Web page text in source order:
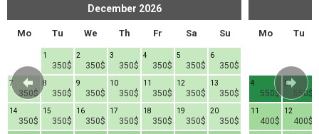
December 2026
Mo Tu We Th Fr Sa Su
350$
1
350$
2
350$
3
350$
4
350$
5
350$
6
350$
7
350$
8
350$
9
350$
10
350$
11
350$
12
350$
13
350$
14
350$
15
350$
16
350$
17
350$
18
350$
19
350$
20
Mo Tu
550$
4
550$
5
400$
11
400$
12